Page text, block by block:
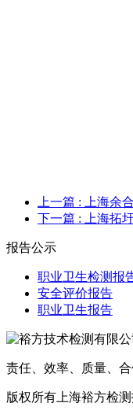
上一篇 : 上海余
下一篇 : 上海拓
报告公示
职业卫生检测报
安全评价报告
职业卫生报告
责任、效率、质量、
版权所有上海裕方检